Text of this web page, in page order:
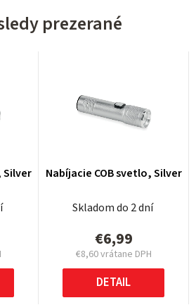
prezerané
Silver Nabíjacie COB svetlo, Silver
Skladom do 2 dní
€6,99
€8,60 vrátane DPH
Jednotková
cena:
DETAIL